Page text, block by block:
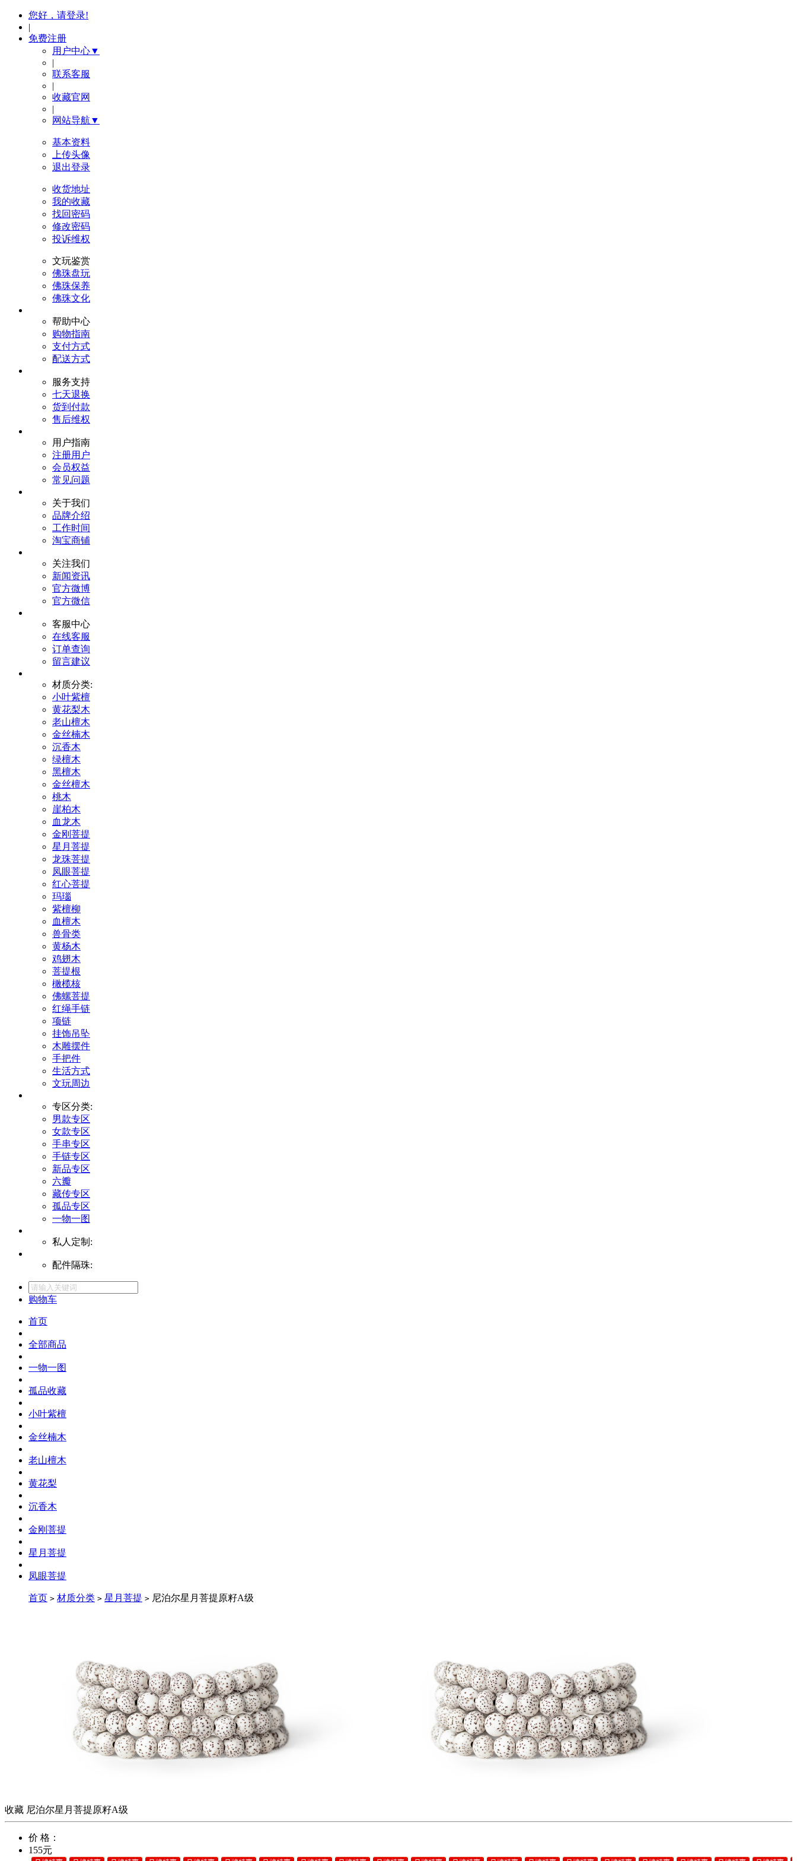
您好，请登录!
|
免费注册
用户中心▼
|
联系客服
|
收藏官网
|
网站导航▼
基本资料
上传头像
退出登录
收货地址
我的收藏
找回密码
修改密码
投诉维权
文玩鉴赏
佛珠盘玩
佛珠保养
佛珠文化
帮助中心
购物指南
支付方式
配送方式
服务支持
七天退换
货到付款
售后维权
用户指南
注册用户
会员权益
常见问题
关于我们
品牌介绍
工作时间
淘宝商铺
关注我们
新闻资讯
官方微博
官方微信
客服中心
在线客服
订单查询
留言建议
材质分类:
小叶紫檀
黄花梨木
老山檀木
金丝楠木
沉香木
绿檀木
黑檀木
金丝檀木
桃木
崖柏木
血龙木
金刚菩提
星月菩提
龙珠菩提
凤眼菩提
红心菩提
玛瑙
紫檀柳
血檀木
兽骨类
黄杨木
鸡翅木
菩提根
橄榄核
佛螺菩提
红绳手链
项链
挂饰吊坠
木雕摆件
手把件
生活方式
文玩周边
专区分类:
男款专区
女款专区
手串专区
手链专区
新品专区
六瓣
藏传专区
孤品专区
一物一图
私人定制:
配件隔珠:
购物车
首页
全部商品
一物一图
孤品收藏
小叶紫檀
金丝楠木
老山檀木
黄花梨
沉香木
金刚菩提
星月菩提
凤眼菩提
首页 > 材质分类 > 星月菩提 > 尼泊尔星月菩提原籽A级
收藏 尼泊尔星月菩提原籽A级
价 格：
155元